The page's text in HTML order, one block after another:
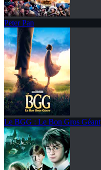
Peter Pan
Le BGG : Le Bon Gros Géant